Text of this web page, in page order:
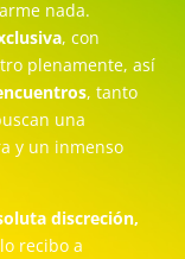
nada.
, con
plenamente, así
, tanto
una
y un inmenso
discreción,
recibo a